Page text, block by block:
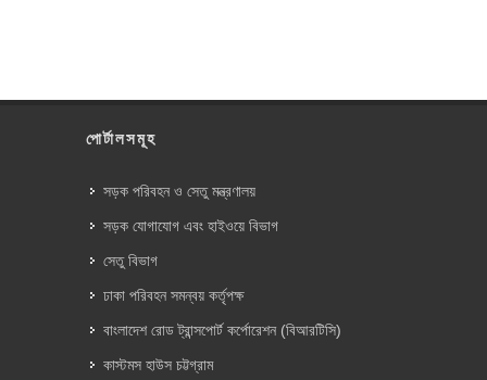
পোর্টালসমূহ
সড়ক পরিবহন ও সেতু মন্ত্রণালয়
সড়ক যোগাযোগ এবং হাইওয়ে বিভাগ
সেতু বিভাগ
ঢাকা পরিবহন সমন্বয় কর্তৃপক্ষ
বাংলাদেশ রোড ট্রান্সপোর্ট কর্পোরেশন (বিআরটিসি)
কাস্টমস হাউস চট্টগ্রাম